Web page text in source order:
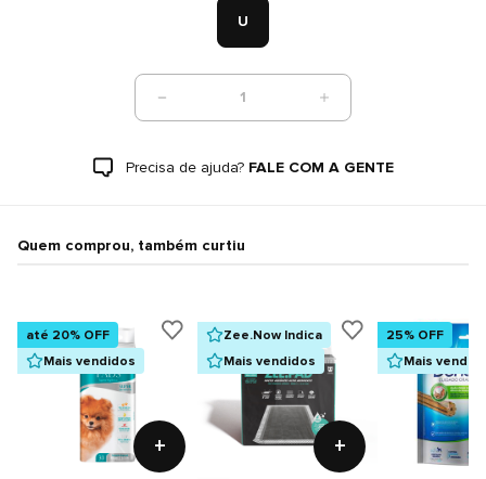
U
1
Precisa de ajuda? FALE COM A GENTE
Quem comprou, também curtiu
até 20% OFF
Mais vendidos
+
Zee.Now Indica
Mais vendidos
+
25% OFF
Mais